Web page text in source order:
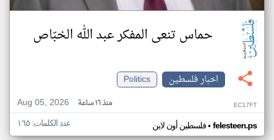
حماس تنعى المفكر عبد الله الخبّاص
اخبار فلسطين
Politics
Aug 05, 2026
منذ ١٦ ساعة EC17FT
فلسطين أون لاين• felesteen.ps عدد الكلمات: ١٦٥